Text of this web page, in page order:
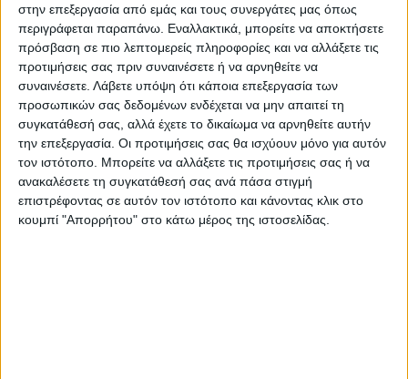
στην επεξεργασία από εμάς και τους συνεργάτες μας όπως
περιγράφεται παραπάνω. Εναλλακτικά, μπορείτε να αποκτήσετε
πρόσβαση σε πιο λεπτομερείς πληροφορίες και να αλλάξετε τις
προτιμήσεις σας πριν συναινέσετε ή να αρνηθείτε να
συναινέσετε. Λάβετε υπόψη ότι κάποια επεξεργασία των
προσωπικών σας δεδομένων ενδέχεται να μην απαιτεί τη
συγκατάθεσή σας, αλλά έχετε το δικαίωμα να αρνηθείτε αυτήν
την επεξεργασία. Οι προτιμήσεις σας θα ισχύουν μόνο για αυτόν
τον ιστότοπο. Μπορείτε να αλλάξετε τις προτιμήσεις σας ή να
ανακαλέσετε τη συγκατάθεσή σας ανά πάσα στιγμή
επιστρέφοντας σε αυτόν τον ιστότοπο και κάνοντας κλικ στο
κουμπί "Απορρήτου" στο κάτω μέρος της ιστοσελίδας.
Το μόνο σίγουρο είναι πως ακόμη κι αν
επαναρχίσει το πρωτάθλημα της Γ’ Εθνικής
Κατηγορίας, θα διεξαχθεί με άλλους όρους
απ’ αυτούς που αρχικά είχαν αποφασιστεί
και το ποιον θα εξυπηρετήσουν αυτές οι
αλλαγές, δεν μπορούμε να το γνωρίζουμε.
Σ’ αυτό το μακρύ διάστημα απραξίας οι
μόνοι που βολεύτηκαν ήταν οι σύλλογοι που